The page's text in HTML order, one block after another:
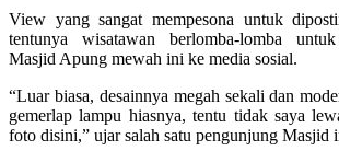
View yang sangat mempesona untuk
tentunya wisatawan berlomba-lomba
Masjid Apung mewah ini ke media sosial.
“Luar biasa, desainnya megah sekali dan
gemerlap lampu hiasnya, tentu tidak saya
foto disini,” ujar salah satu pengunjung Masjid